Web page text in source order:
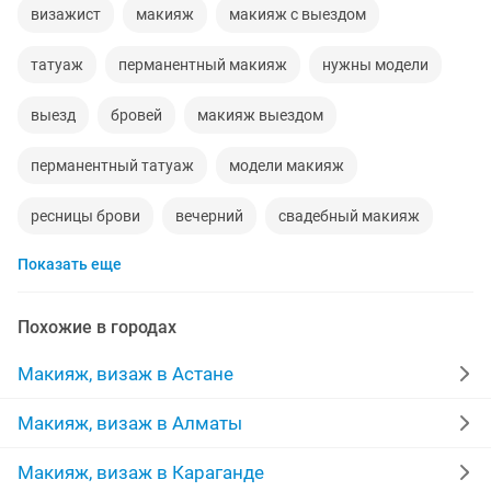
визажист макияж макияж с выездом
татуаж перманентный макияж нужны модели
выезд бровей макияж выездом
перманентный татуаж модели макияж
ресницы брови вечерний свадебный макияж
моделей для
волосы коррекция
запись коррекция бровей
макияж любой сложности фотосессия
Показать еще
Похожие в городах
Макияж, визаж в Астане
Макияж, визаж в Алматы
Макияж, визаж в Караганде